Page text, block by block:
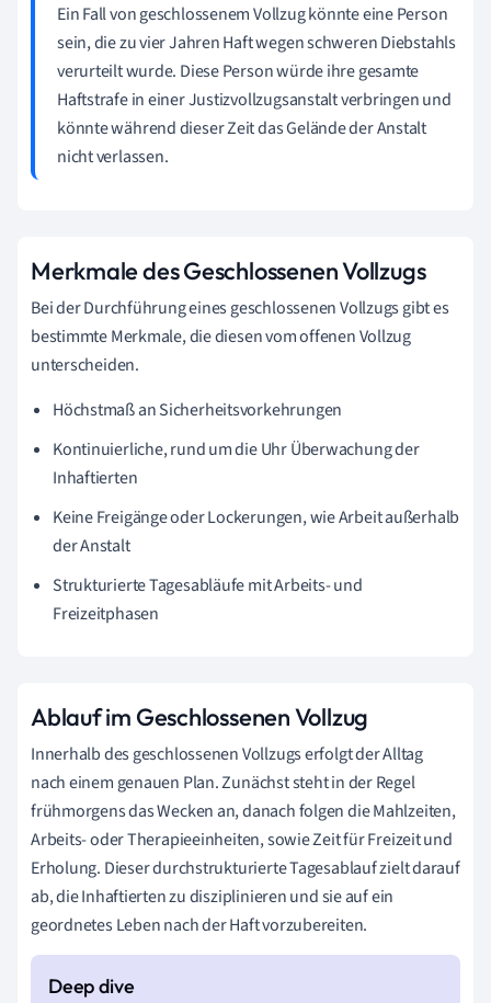
Ein Fall von geschlossenem Vollzug könnte eine Person
sein, die zu vier Jahren Haft wegen schweren Diebstahls
verurteilt wurde. Diese Person würde ihre gesamte
Haftstrafe in einer Justizvollzugsanstalt verbringen und
könnte während dieser Zeit das Gelände der Anstalt
nicht verlassen.
Merkmale des Geschlossenen Vollzugs
Bei der Durchführung eines geschlossenen Vollzugs gibt es
bestimmte Merkmale, die diesen vom offenen Vollzug
unterscheiden.
Höchstmaß an Sicherheitsvorkehrungen
Kontinuierliche, rund um die Uhr Überwachung der
Inhaftierten
Keine Freigänge oder Lockerungen, wie Arbeit außerhalb
der Anstalt
Strukturierte Tagesabläufe mit Arbeits- und
Freizeitphasen
Ablauf im Geschlossenen Vollzug
Innerhalb des geschlossenen Vollzugs erfolgt der Alltag
nach einem genauen Plan. Zunächst steht in der Regel
frühmorgens das Wecken an, danach folgen die Mahlzeiten,
Arbeits- oder Therapieeinheiten, sowie Zeit für Freizeit und
Erholung. Dieser durchstrukturierte Tagesablauf zielt darauf
ab, die Inhaftierten zu disziplinieren und sie auf ein
geordnetes Leben nach der Haft vorzubereiten.